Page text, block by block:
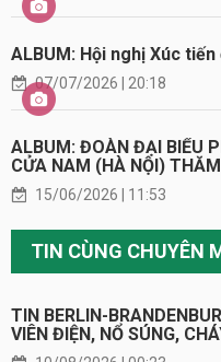
ALBUM: Hội nghị Xúc
07/07/2026 | 20:18
ALBUM: ĐOÀN ĐẠI BIỂU
CỬA NAM (HÀ NỘI)
15/06/2026 | 11:53
TIN CÙNG CHUYÊN
TIN BERLIN-
VIÊN ĐIỆN, NỔ SÚNG,